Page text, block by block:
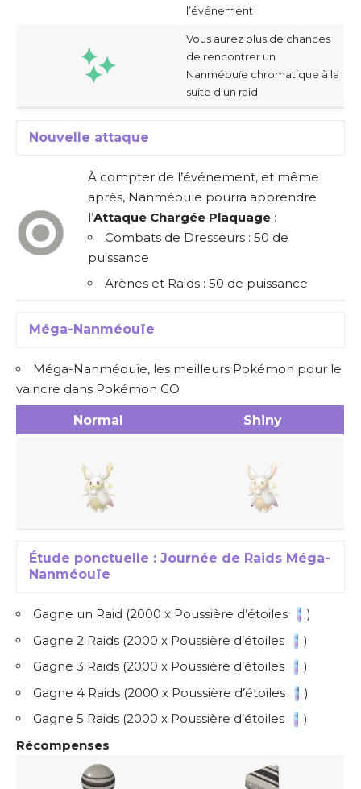
l’événement
Vous aurez plus de chances
de rencontrer un
Nanméouïe chromatique à la
suite d’un raid
Nouvelle attaque
À compter de l’événement, et même
après, Nanméouïe pourra apprendre
l’Attaque Chargée Plaquage :
Combats de Dresseurs : 50 de
puissance
Arènes et Raids : 50 de puissance
Méga-Nanméouïe
Méga-Nanméouïe, les meilleurs Pokémon pour le
vaincre dans Pokémon GO
Normal Shiny
Étude ponctuelle : Journée de Raids Méga-
Nanméouïe
Gagne un Raid (2000 x Poussière d’étoiles
)
Gagne 2 Raids (2000 x Poussière d’étoiles
)
Gagne 3 Raids (2000 x Poussière d’étoiles
)
Gagne 4 Raids (2000 x Poussière d’étoiles
)
Gagne 5 Raids (2000 x Poussière d’étoiles
)
Récompenses